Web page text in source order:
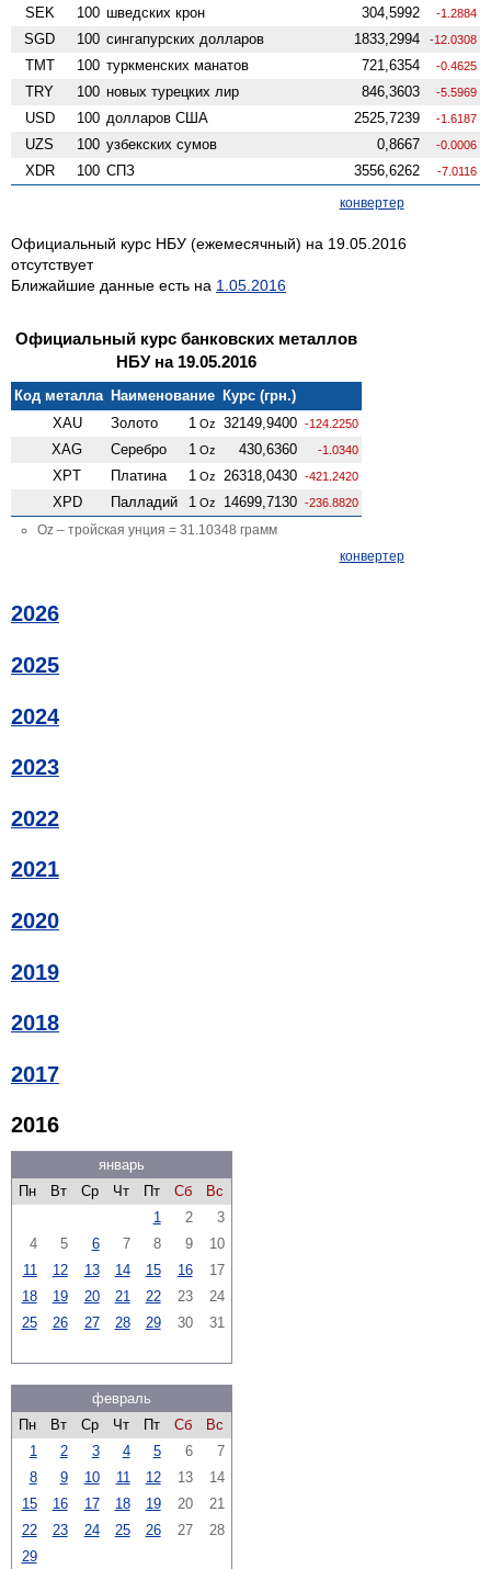
SEK 100 шведских крон 304,5992 -1.2884
SGD 100 сингапурских долларов 1833,2994 -12.0308
TMT 100 туркменских манатов 721,6354 -0.4625
TRY 100 новых турецких лир 846,3603 -5.5969
USD 100 долларов США 2525,7239 -1.6187
UZS 100 узбекских сумов 0,8667 -0.0006
XDR 100 СПЗ 3556,6262 -7.0116
конвертер
Официальный курс НБУ (ежемесячный) на 19.05.2016
отсутствует
Ближайшие данные есть на 1.05.2016
Официальный курс банковских металлов
НБУ на 19.05.2016
Код металла Наименование Курс (грн.)
XAU
Золото 1 Oz 32149,9400 -124.2250
XAG Серебро 1 Oz 430,6360 -1.0340
XPT Платина 1 Oz 26318,0430 -421.2420
XPD Палладий 1 Oz 14699,7130 -236.8820
Oz – тройская унция = 31.10348 грамм
конвертер
2026
2025
2024
2023
2022
2021
2020
2019
2018
2017
2016
январь
Пн
Вт Ср Чт Пт Сб
Вс
1
2
3
4
5 6 7 8 9
10
11
12 13 14 15 16
17
18
19 20 21 22 23
24
25
26 27 28 29 30 31
февраль
Пн
Вт Ср Чт Пт Сб
Вс
1
2 3 4 5 6
7
8
9 10 11 12 13
14
15
16 17 18 19 20
21
22
23 24 25 26 27
28
29